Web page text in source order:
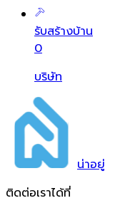
รับสร้างบ้าน
0
บริษัท
น่าอยู่
ติดต่อเราได้ที่